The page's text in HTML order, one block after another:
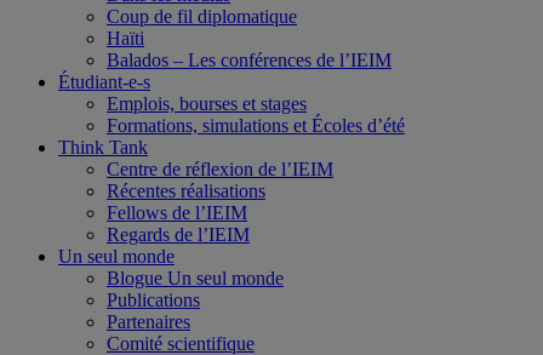
Coup de fil diplomatique
Haïti
Balados – Les conférences de l’IEIM
Étudiant-e-s
Emplois, bourses et stages
Formations, simulations et Écoles d’été
Think Tank
Centre de réflexion de l’IEIM
Récentes réalisations
Fellows de l’IEIM
Regards de l’IEIM
Un seul monde
Blogue Un seul monde
Publications
Partenaires
Comité scientifique